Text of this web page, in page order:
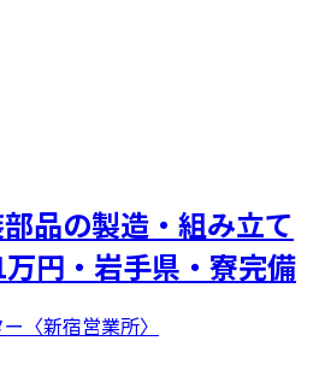
品の製造・組み立て
万円・岩手県・寮完備
〈新宿営業所〉